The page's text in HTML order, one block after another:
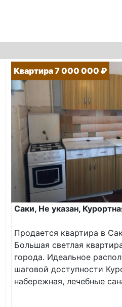
Квартира 7 000 000 ₽
Саки, Не указан,
Продается квартира в
Большая светлая
города. Идеальное
шаговой доступности
набережная, лечебные